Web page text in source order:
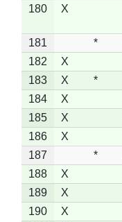
180
X
181 *
182
X
183
X *
184
X
185
X
186
X
187
*
188
X
189
X
190
X